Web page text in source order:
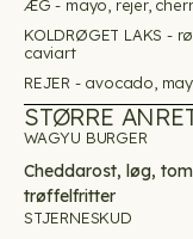
ÆG - mayo, rejer,
KOLDRØGET LAKS -
caviart
REJER - avocado,
STØRRE
WAGYU BURGER
Cheddarost, løg,
trøffelfritter
STJERNESKUD